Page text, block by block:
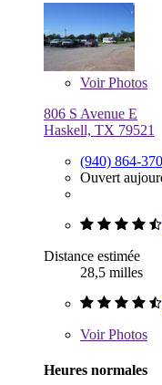
VoirPhotos
806 S Avenue E
Haskell, TX 79521
(940) 864-
Ouvert
Distance estimée
28,5 milles
VoirPhotos
Heures normales